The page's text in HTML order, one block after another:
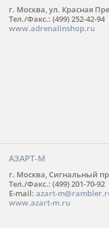
г. Москва, ул. Красная
Тел./Факс.: (499) 252-42-94
www.adrenalinshop.ru
АЗАРТ-М
г. Москва, Сигнальный
Тел./Факс.: (499) 201-70-92
E-mail: azart-
www.azart-m.ru